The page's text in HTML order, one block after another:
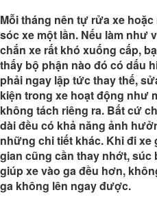
Mỗi tháng nên tự rửa xe
sóc xe một lần. Nếu làm như
chắn xe rất khó xuống cấp,
thấy bộ phận nào đó có dấu
phải ngay lập tức thay thế,
kiện trong xe hoạt động như
không tách riêng ra. Bất cứ
dài đều có khả năng ảnh
những chi tiết khác. Khi đi
gian cũng cần thay nhớt, súc
giúp xe vào ga đều hơn,
ga không lên ngay được.